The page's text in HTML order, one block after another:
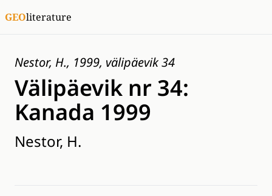
GEOliterature
Nestor, H., 1999, välipäevik 34
Välipäevik nr 34:
Kanada 1999
Nestor, H.